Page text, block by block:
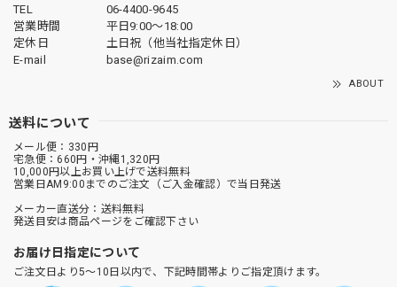
TEL
06-4400-9645
営業時間
平日9:00～18:00
定休日
土日祝（他当社指定休日）
E-mail
base@rizaim.com
ABOUT
送料について
メール便：330円
宅急便：660円・沖縄1,320円
10,000円以上お買い上げで送料無料
営業日AM9:00までのご注文（ご入金確認）で当日発送
メーカー直送分：送料無料
発送目安は商品ページをご確認下さい
お届け日指定について
ご注文日より5～10日以内で、下記時間帯よりご指定頂けます。